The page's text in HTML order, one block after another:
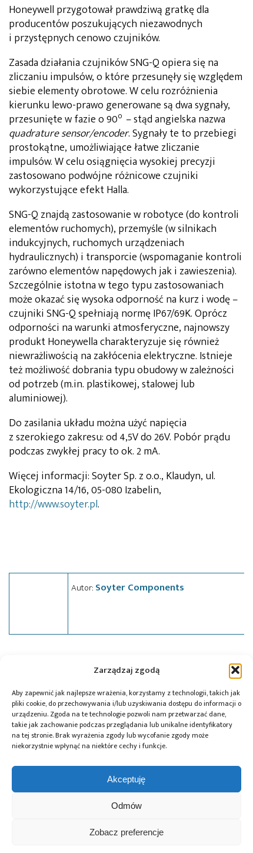
Zarządzaj zgodą
Aby zapewnić jak najlepsze wrażenia, korzystamy z technologii, takich jak
pliki cookie, do przechowywania i/lub uzyskiwania dostępu do informacji o
urządzeniu. Zgoda na te technologie pozwoli nam przetwarzać dane,
takie jak zachowanie podczas przeglądania lub unikalne identyfikatory
na tej stronie. Brak wyrażenia zgody lub wycofanie zgody może
niekorzystnie wpłynąć na niektóre cechy i funkcje.
Akceptuję
Odmów
Zobacz preferencje
Honeywell przygotował prawdziwą gratkę dla
producentów poszukujących niezawodnych
i przystępnych cenowo czujników.
Zasada działania czujników SNG-Q opiera się na
zliczaniu impulsów, o które przesunęły się względem
siebie elementy obrotowe. W celu rozróżnienia
kierunku lewo-prawo generowane są dwa sygnały,
przesunięte w fazie o 90o – stąd angielska nazwa
quadrature sensor/encoder. Sygnały te to przebiegi
prostokątne, umożliwiające łatwe zliczanie
impulsów. W celu osiągnięcia wysokiej precyzji
zastosowano podwójne różnicowe czujniki
wykorzystujące efekt Halla.
SNG-Q znajdą zastosowanie w robotyce (do kontroli
elementów ruchomych), przemyśle (w silnikach
indukcyjnych, ruchomych urządzeniach
hydraulicznych) i transporcie (wspomaganie kontroli
zarówno elementów napędowych jak i zawieszenia).
Szczególnie istotna w tego typu zastosowaniach
może okazać się wysoka odporność na kurz i wodę –
czujniki SNG-Q spełniają normę IP67/69K. Oprócz
odporności na warunki atmosferyczne, najnowszy
produkt Honeywella charakteryzuje się również
niewrażliwością na zakłócenia elektryczne. Istnieje
też możliwość dobrania typu obudowy w zależności
od potrzeb (m.in. plastikowej, stalowej lub
aluminiowej).
Do zasilania układu można użyć napięcia
z szerokiego zakresu: od 4,5V do 26V. Pobór prądu
podczas zwykłej pracy to ok. 2 mA.
Więcej informacji: Soyter Sp. z o.o., Klaudyn, ul.
Ekologiczna 14/16, 05-080 Izabelin,
http://www.soyter.pl.
Autor: Soyter Components
Przeczytaj również:
Global Electronics
Microchip i Micron
architekturę
PCIe® Gen 6 dla AI